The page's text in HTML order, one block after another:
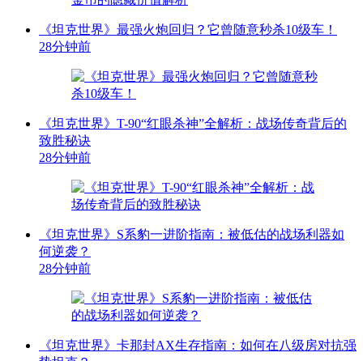
《坦克世界》最强火炮回归？它曾随意秒杀10级车！
28分钟前
《坦克世界》T-90“红眼杀神”全解析：战场传奇背后的
致胜秘诀
28分钟前
《坦克世界》S系豹一进阶指南：被低估的战场利器如
何逆袭？
28分钟前
《坦克世界》卡那封AX生存指南：如何在八级房对抗强